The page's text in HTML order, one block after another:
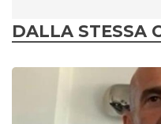
DALLA STESSA